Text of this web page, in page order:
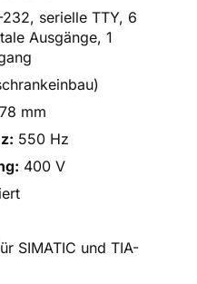
232, serielle TTY, 6
Ausgänge, 1
mm
550 Hz
400 V
SIMATIC und TIA-